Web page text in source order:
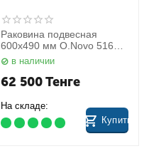
Раковина подвесная
600х490 мм O.Novo 5160
60 01 Villeroy&Boch
в наличии
62 500Тенге
На складе:
Купить